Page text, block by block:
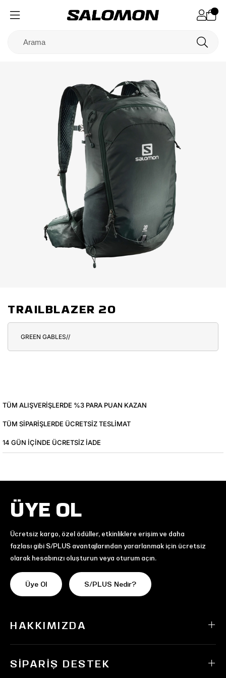
TRAILBLAZER 20
GREEN GABLES//
TÜM ALIŞVERIŞLERDE %3 PARA PUAN KAZAN
TÜM SIPARIŞLERDE ÜCRETSIZ TESLIMAT
14 GÜN IÇINDE ÜCRETSIZ IADE
ÜYE OL
Ücretsiz kargo, özel ödüller, etkinliklere erişim ve daha
fazlası gibi S/PLUS avantajlarından yararlanmak için ücretsiz
olarak hesabınızı oluşturun veya oturum açın.
Üye Ol S/PLUS Nedir?
HAKKIMIZDA
SIPARIŞ DESTEK